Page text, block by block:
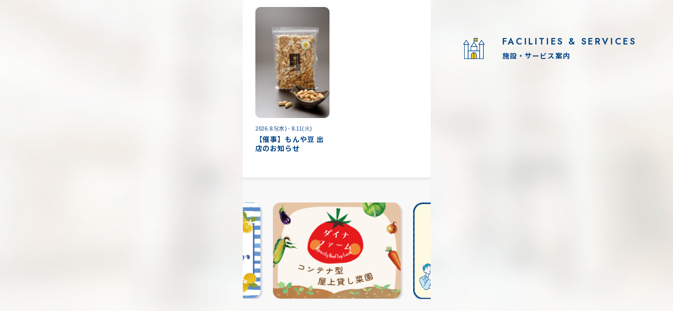
2026.8.5(水) - 8.11(火)
【催事】もんや豆 出
店のお知らせ
FACILITIES & SERVICES
施設・サービス案内